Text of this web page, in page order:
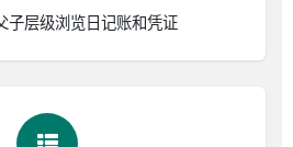
子层级浏览日记账和凭证